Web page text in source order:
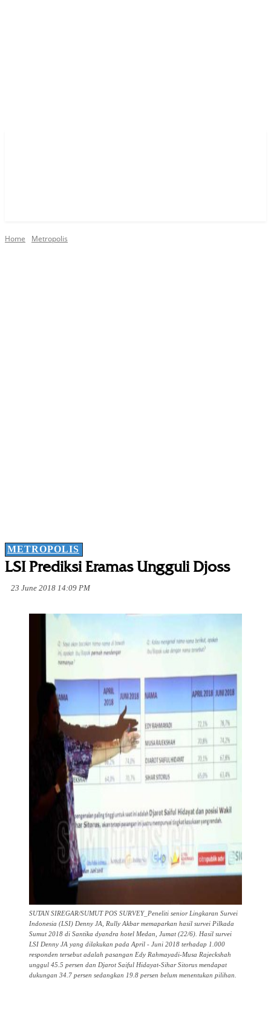
Home Metropolis
METROPOLIS
LSI Prediksi Eramas Ungguli Djoss
23 June 2018 14:09 PM
SUTAN SIREGAR/SUMUT POS SURVEY_Peneliti senior Lingkaran Survei
Indonesia (LSI) Denny JA, Rully Akbar memaparkan hasil survei Pilkada
Sumut 2018 di Santika dyandra hotel Medan, Jumat (22/6). Hasil survei
LSI Denny JA yang dilakukan pada April - Juni 2018 terhadap 1.000
responden tersebut adalah pasangan Edy Rahmayadi-Musa Rajeckshah
unggul 45.5 persen dan Djarot Saiful Hidayat-Sihar Sitorus mendapat
dukungan 34.7 persen sedangkan 19.8 persen belum menentukan pilihan.